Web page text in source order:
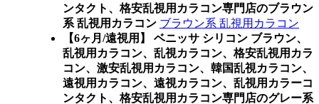
ンタクト、格安乱視用カラコン専門店のブラウン
系 乱視用カラコン ブラウン系 乱視用カラコン
【6ヶ月/遠視用】 ベニッサ シリコン ブラウン、
乱視用カラコン、乱視カラコン、格安乱視用カラ
コン、激安乱視用カラコン、韓国乱視カラコン、
遠視用カラコン、遠視カラコン、乱視用カラーコ
ンタクト、格安乱視用カラコン専門店のグレー系